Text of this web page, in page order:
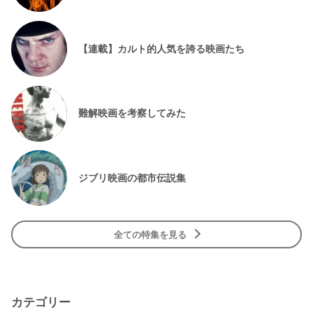
【連載】カルト的人気を誇る映画たち
難解映画を考察してみた
ジブリ映画の都市伝説集
全ての特集を見る
カテゴリー